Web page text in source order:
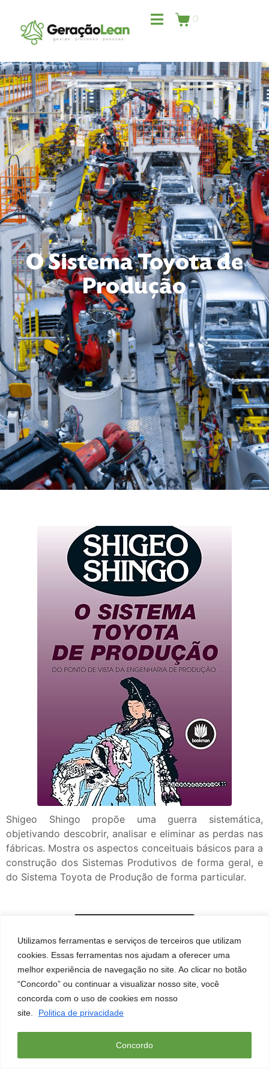
Utilizamos ferramentas e serviços de terceiros que utilizam
cookies. Essas ferramentas nos ajudam a oferecer uma
melhor experiência de navegação no site. Ao clicar no botão
“Concordo” ou continuar a visualizar nosso site, você
concorda com o uso de cookies em nosso
site.
Politica de privacidade
Concordo
0
O Sistema Toyota de
Produção
Shigeo Shingo propõe uma guerra sistemática,
objetivando descobrir, analisar e eliminar as perdas nas
fábricas. Mostra os aspectos conceituais básicos para a
construção dos Sistemas Produtivos de forma geral, e
do Sistema Toyota de Produção de forma particular.
Menu